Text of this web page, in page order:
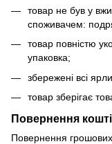
товар не був у
споживачем:
товар повністю
упаковка;
збережені всі
товар зберігає
Повернення
Повернення грошових